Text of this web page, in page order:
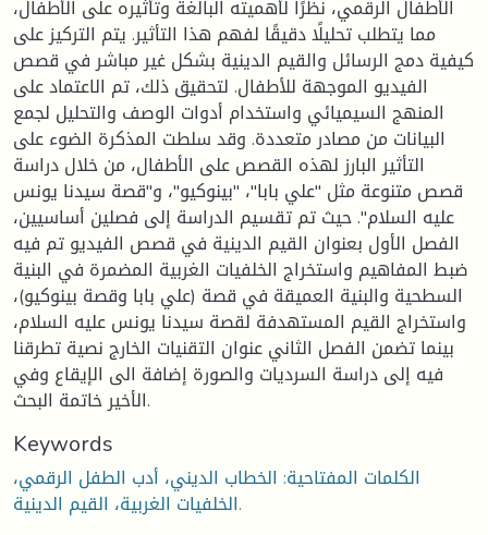
الأطفال الرقمي، نظرًا لأهميته البالغة وتأثيره على الأطفال،
مما يتطلب تحليلًا دقيقًا لفهم هذا التأثير. يتم التركيز على
كيفية دمج الرسائل والقيم الدينية بشكل غير مباشر في قصص
الفيديو الموجهة للأطفال. لتحقيق ذلك، تم الاعتماد على
المنهج السيميائي واستخدام أدوات الوصف والتحليل لجمع
البيانات من مصادر متعددة. وقد سلطت المذكرة الضوء على
التأثير البارز لهذه القصص على الأطفال، من خلال دراسة
قصص متنوعة مثل "علي بابا"، "بينوكيو"، و"قصة سيدنا يونس
عليه السلام". حيث تم تقسيم الدراسة إلى فصلين أساسيين،
الفصل الأول بعنوان القيم الدينية في قصص الفيديو تم فيه
ضبط المفاهيم واستخراج الخلفيات الغربية المضمرة في البنية
السطحية والبنية العميقة في قصة (علي بابا وقصة بينوكيو)،
واستخراج القيم المستهدفة لقصة سيدنا يونس عليه السلام،
بينما تضمن الفصل الثاني عنوان التقنيات الخارج نصية تطرقنا
فيه إلى دراسة السرديات والصورة إضافة الى الإيقاع وفي
الأخير خاتمة البحث.
Keywords
الكلمات المفتاحية: الخطاب الديني، أدب الطفل الرقمي،
الخلفيات الغربية، القيم الدينية.